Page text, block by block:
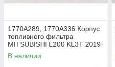
1770A289, 1770A336 Корпус
топливного фильтра
MITSUBISHI L200 KL3T 2019-
2024
В наличии